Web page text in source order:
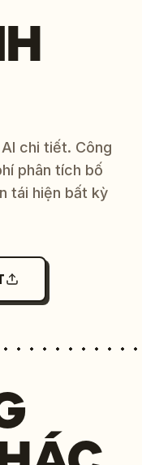
chi tiết. Công
phân tích bố
tái hiện bất kỳ